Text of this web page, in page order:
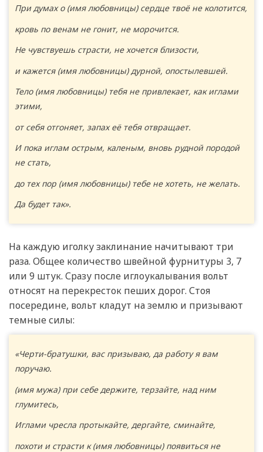
При думах о (имя любовницы) сердце твоё не колотится,
кровь по венам не гонит, не морочится.
Не чувствуешь страсти, не хочется близости,
и кажется (имя любовницы) дурной, опостылевшей.
Тело (имя любовницы) тебя не привлекает, как иглами
этими,
от себя отгоняет, запах её тебя отвращает.
И пока иглам острым, каленым, вновь рудной породой
не стать,
до тех пор (имя любовницы) тебе не хотеть, не желать.
Да будет так».
На каждую иголку заклинание начитывают три
раза. Общее количество швейной фурнитуры 3, 7
или 9 штук. Сразу после иглоукалывания вольт
относят на перекресток пеших дорог. Стоя
посередине, вольт кладут на землю и призывают
темные силы:
«Черти-братушки, вас призываю, да работу я вам
поручаю.
(имя мужа) при себе держите, терзайте, над ним
глумитесь,
Иглами чресла протыкайте, дергайте, сминайте,
похоти и страсти к (имя любовницы) появиться не